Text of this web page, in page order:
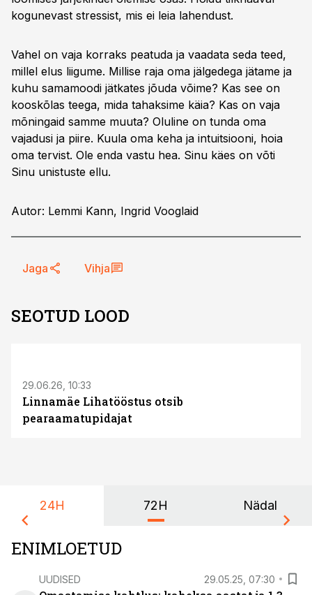
kogunevast stressist, mis ei leia lahendust.
Vahel on vaja korraks peatuda ja vaadata seda teed,
millel elus liigume. Millise raja oma jälgedega jätame ja
kuhu samamoodi jätkates jõuda võime? Kas see on
kooskõlas teega, mida tahaksime käia? Kas on vaja
mõningaid samme muuta? Oluline on tunda oma
vajadusi ja piire. Kuula oma keha ja intuitsiooni, hoia
oma tervist. Ole enda vastu hea. Sinu käes on võti
Sinu unistuste ellu.
Autor: Lemmi Kann, Ingrid Vooglaid
Jaga Vihja
SEOTUD LOOD
29.06.26, 10:33
Linnamäe Lihatööstus otsib
pearaamatupidajat
24H 72H Nädal
ENIMLOETUD
UUDISED 29.05.25, 07:30